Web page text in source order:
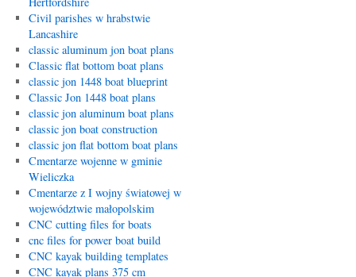
Civil parishes w hrabstwie
Lancashire
classic aluminum jon boat plans
Classic flat bottom boat plans
classic jon 1448 boat blueprint
Classic Jon 1448 boat plans
classic jon aluminum boat plans
classic jon boat construction
classic jon flat bottom boat plans
Cmentarze wojenne w gminie
Wieliczka
Cmentarze z I wojny światowej w
województwie małopolskim
CNC cutting files for boats
cnc files for power boat build
CNC kayak building templates
CNC kayak plans 375 cm